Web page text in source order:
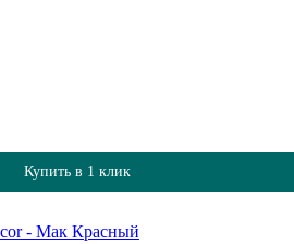
Купить в 1 клик
- Мак Красный